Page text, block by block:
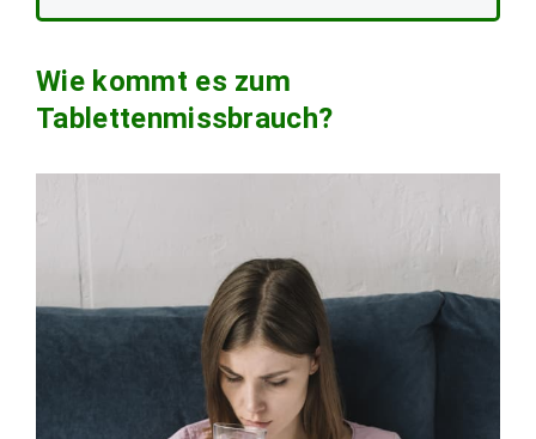
Wie kommt es zum
Tablettenmissbrauch?